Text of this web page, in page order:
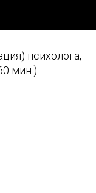
психолога,
мин.)